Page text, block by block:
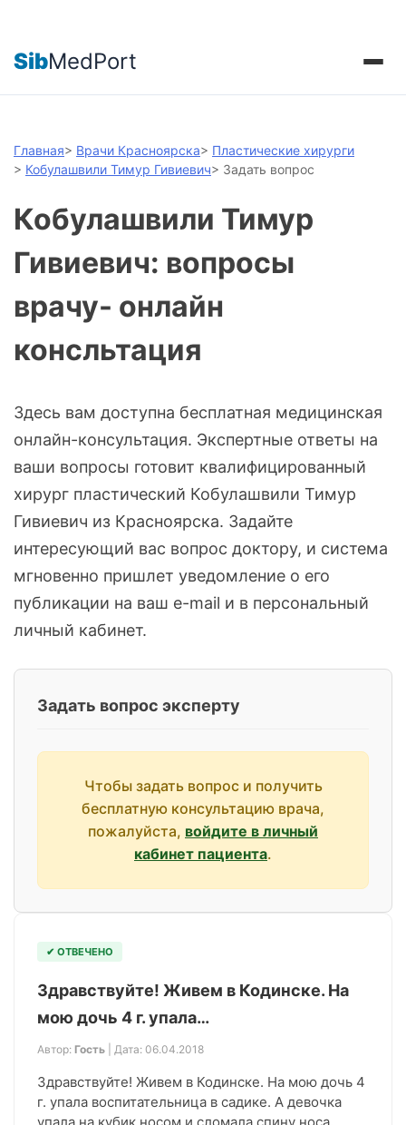
SibMedPort
Главная> Врачи Красноярска> Пластические хирурги
> Кобулашвили Тимур Гивиевич> Задать вопрос
Кобулашвили Тимур
Гивиевич: вопросы
врачу- онлайн
консльтация
Здесь вам доступна бесплатная медицинская
онлайн-консультация. Экспертные ответы на
ваши вопросы готовит квалифицированный
хирург пластический Кобулашвили Тимур
Гивиевич из Красноярска. Задайте
интересующий вас вопрос доктору, и система
мгновенно пришлет уведомление о его
публикации на ваш e-mail и в персональный
личный кабинет.
Задать вопрос эксперту
Чтобы задать вопрос и получить
бесплатную консультацию врача,
пожалуйста, войдите в личный
кабинет пациента.
✔ ОТВЕЧЕНО
Здравствуйте! Живем в Кодинске. На
мою дочь 4 г. упала…
Автор: Гость | Дата: 06.04.2018
Здравствуйте! Живем в Кодинске. На мою дочь 4
г. упала воспитательница в садике. А девочка